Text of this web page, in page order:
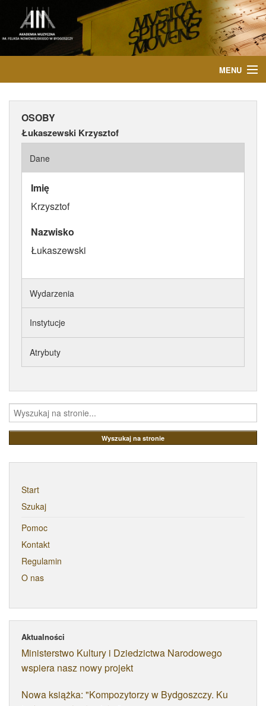
MENU
AKTUALNOŚCI
WYDARZENIA
PUBLIKACJE
ATRYBUTY
OSOBY
Łukaszewski Krzysztof
Dane
Imię
Krzysztof
Nazwisko
Łukaszewski
Wydarzenia
Instytucje
Atrybuty
Start
Szukaj
Pomoc
Kontakt
Regulamin
O nas
Aktualności
Ministerstwo Kultury i Dziedzictwa Narodowego
wspiera nasz nowy projekt
Nowa książka: "Kompozytorzy w Bydgoszczy. Ku